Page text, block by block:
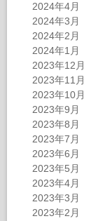
2024年4月
2024年3月
2024年2月
2024年1月
2023年12月
2023年11月
2023年10月
2023年9月
2023年8月
2023年7月
2023年6月
2023年5月
2023年4月
2023年3月
2023年2月